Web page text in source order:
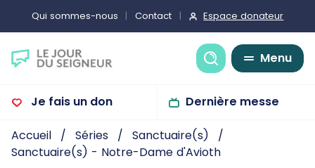
Qui sommes-nous Contact Espace donateur
Recherche
Menu
Je fais un don Dernière messe
Accueil Séries
Sanctuaire(s)
Sanctuaire(s) - Notre-Dame d'Avioth